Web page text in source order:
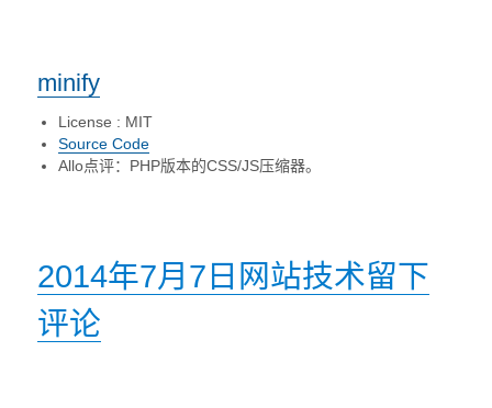
minify
License : MIT
Source Code
Allo点评：PHP版本的CSS/JS压缩器。
发
布
2014年7月7日 分
网站技术于
留下
评论